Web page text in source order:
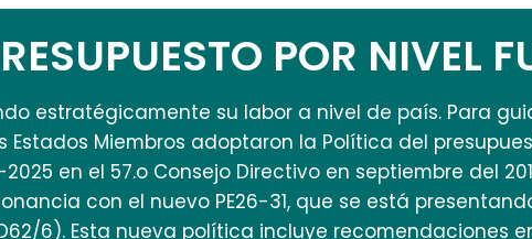
POR NIVEL
estratégicamente su labor a nivel de país. Para
Estados Miembros adoptaron la Política del
en el 57.o Consejo Directivo en septiembre del
con el nuevo PE26-31, que se está
6). Esta nueva política incluye recomendaciones